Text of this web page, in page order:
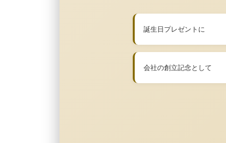
誕生日プレゼントに
会社の創立記念として